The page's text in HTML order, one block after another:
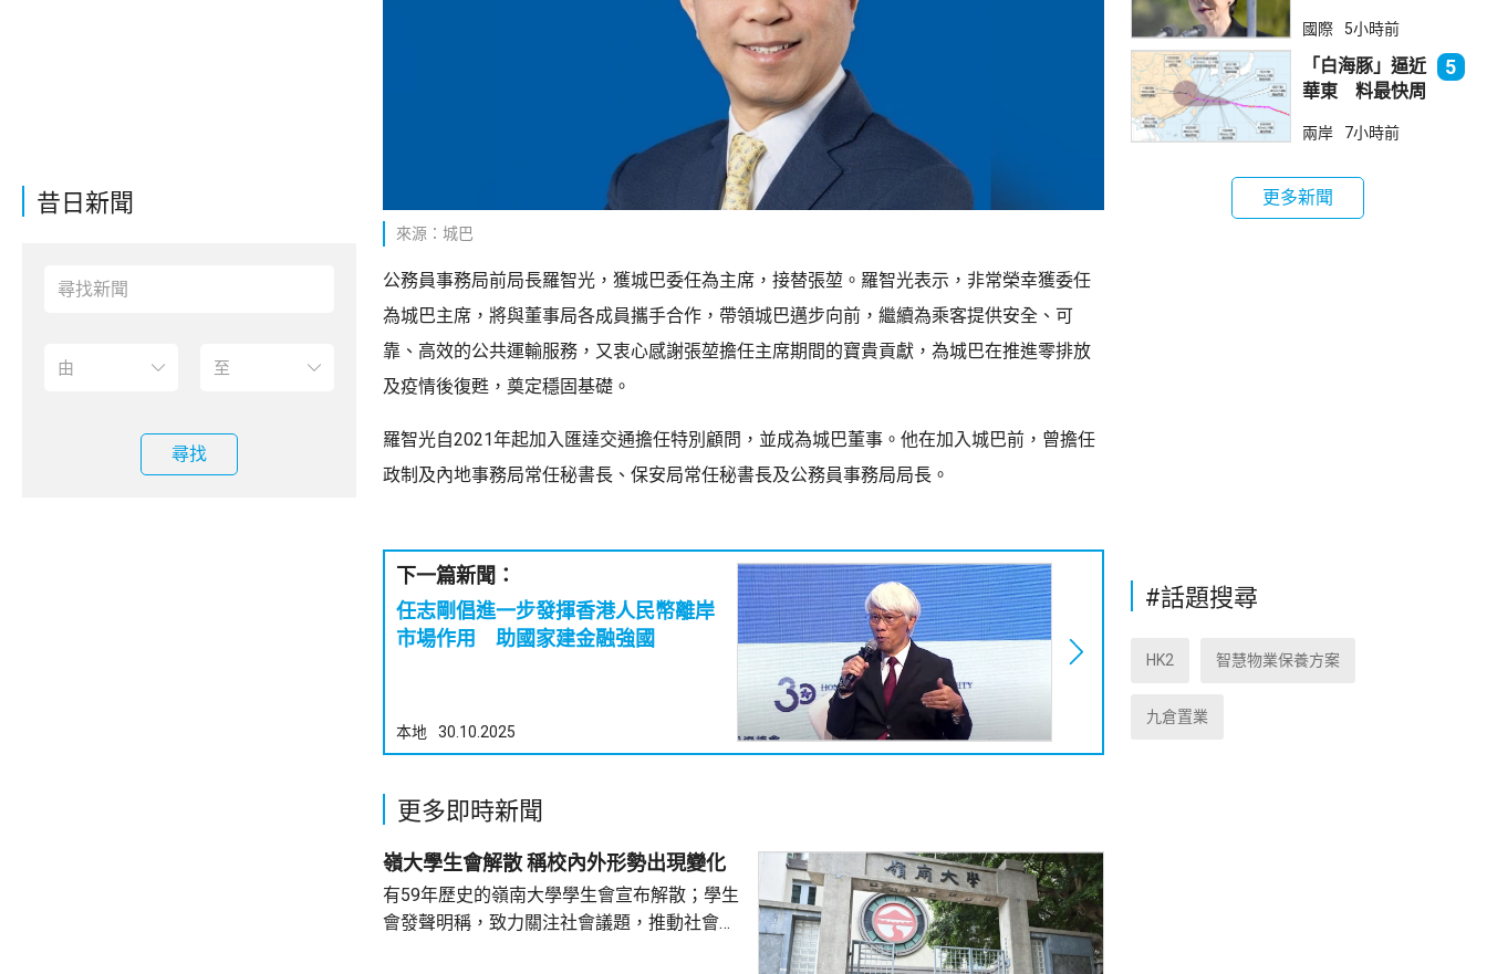
昔日新聞
尋找
來源：城巴
公務員事務局前局長羅智光，獲城巴委任為主席，接替張堃。羅智光表示，非常榮幸獲委任
為城巴主席，將與董事局各成員攜手合作，帶領城巴邁步向前，繼續為乘客提供安全、可
靠、高效的公共運輸服務，又衷心感謝張堃擔任主席期間的寶貴貢獻，為城巴在推進零排放
及疫情後復甦，奠定穩固基礎。
羅智光自2021年起加入匯達交通擔任特別顧問，並成為城巴董事。他在加入城巴前，曾擔任
政制及內地事務局常任秘書長、保安局常任秘書長及公務員事務局局長。
下一篇新聞：
任志剛倡進一步發揮香港人民幣離岸
市場作用 助國家建金融強國
本地 30.10.2025
更多即時新聞
嶺大學生會解散 稱校內外形勢出現變化
有59年歷史的嶺南大學學生會宣布解散；學生
會發聲明稱，致力關注社會議題，推動社會進
含糊其辭
國際 5小時前
「白海豚」逼近
華東 料最快周
5
兩岸 7小時前
更多新聞
#話題搜尋
HK2 智慧物業保養方案
九倉置業